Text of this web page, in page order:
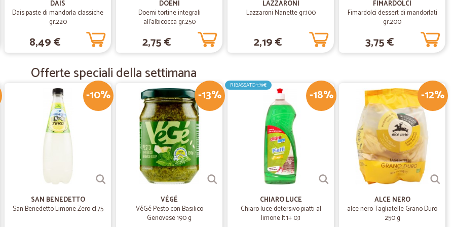
05/06/2020
—Antonio I.
Venditore eccezionale. Prodotti consegnati in tempi rapidissimi. Consigliatissimo.
Camilla C.
Spedizione veloce
Spedizione veloce, tutto perfetto!
30/09/2019
—Caterina N.
Consegna puntuale e prodotto ottimo
Consegna puntuale e prodotto ottimo. Soddisfatta
19/07/2019
—Patrizia G.
buoni prodotti
DAIS
Dais paste di mandorla classiche
gr.220
8,49 €
DOEMI
Doemi tortine integrali
all'albicocca gr.250
2,75 €
LAZZARONI
Lazzaroni Nanette gr.100
2,19 €
FIMARDOLCI
Fimardolci dessert di mandorlati
gr.200
3,75 €
Offerte speciali della settimana
-10%
SAN BENEDETTO
San Benedetto Limone Zero cl.75
-13%
VÉGÉ
VéGé Pesto con Basilico
Genovese 190 g
-18%
RIBASSATO1,79€
CHIARO LUCE
Chiaro luce detersivo piatti al
limone lt.1+ 0,1
-12%
ALCE NERO
alce nero Tagliatelle Grano Duro
250 g